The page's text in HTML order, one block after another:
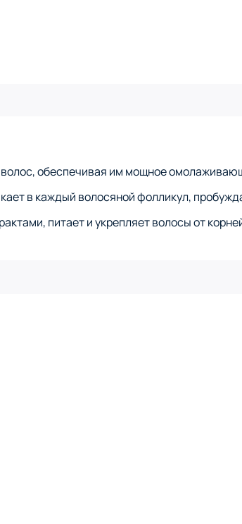
обеспечивая им мощное
в каждый волосяной фолликул,
питает и укрепляет волосы от